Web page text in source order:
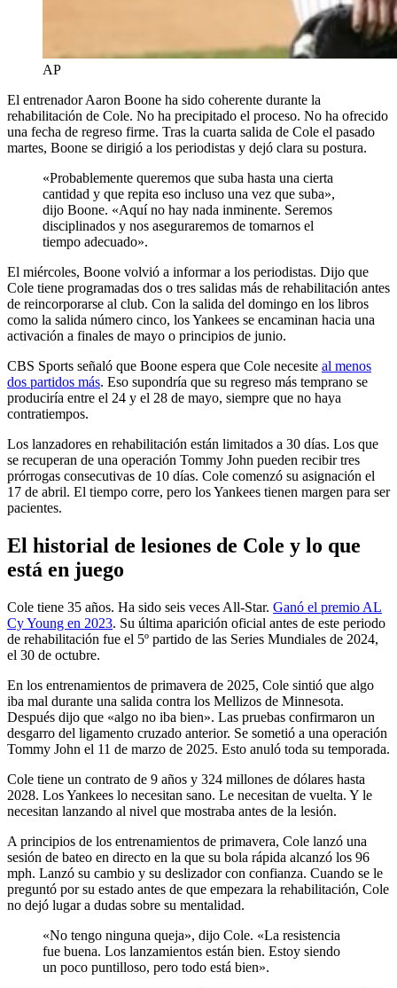
AP
El entrenador Aaron Boone ha sido coherente durante la
rehabilitación de Cole. No ha precipitado el proceso. No ha ofrecido
una fecha de regreso firme. Tras la cuarta salida de Cole el pasado
martes, Boone se dirigió a los periodistas y dejó clara su postura.
«Probablemente queremos que suba hasta una cierta
cantidad y que repita eso incluso una vez que suba»,
dijo Boone. «Aquí no hay nada inminente. Seremos
disciplinados y nos aseguraremos de tomarnos el
tiempo adecuado».
El miércoles, Boone volvió a informar a los periodistas. Dijo que
Cole tiene programadas dos o tres salidas más de rehabilitación antes
de reincorporarse al club. Con la salida del domingo en los libros
como la salida número cinco, los Yankees se encaminan hacia una
activación a finales de mayo o principios de junio.
CBS Sports señaló que Boone espera que Cole necesite al menos
dos partidos más. Eso supondría que su regreso más temprano se
produciría entre el 24 y el 28 de mayo, siempre que no haya
contratiempos.
Los lanzadores en rehabilitación están limitados a 30 días. Los que
se recuperan de una operación Tommy John pueden recibir tres
prórrogas consecutivas de 10 días. Cole comenzó su asignación el
17 de abril. El tiempo corre, pero los Yankees tienen margen para ser
pacientes.
El historial de lesiones de Cole y lo que
está en juego
Cole tiene 35 años. Ha sido seis veces All-Star. Ganó el premio AL
Cy Young en 2023. Su última aparición oficial antes de este periodo
de rehabilitación fue el 5º partido de las Series Mundiales de 2024,
el 30 de octubre.
En los entrenamientos de primavera de 2025, Cole sintió que algo
iba mal durante una salida contra los Mellizos de Minnesota.
Después dijo que «algo no iba bien». Las pruebas confirmaron un
desgarro del ligamento cruzado anterior. Se sometió a una operación
Tommy John el 11 de marzo de 2025. Esto anuló toda su temporada.
Cole tiene un contrato de 9 años y 324 millones de dólares hasta
2028. Los Yankees lo necesitan sano. Le necesitan de vuelta. Y le
necesitan lanzando al nivel que mostraba antes de la lesión.
A principios de los entrenamientos de primavera, Cole lanzó una
sesión de bateo en directo en la que su bola rápida alcanzó los 96
mph. Lanzó su cambio y su deslizador con confianza. Cuando se le
preguntó por su estado antes de que empezara la rehabilitación, Cole
no dejó lugar a dudas sobre su mentalidad.
«No tengo ninguna queja», dijo Cole. «La resistencia
fue buena. Los lanzamientos están bien. Estoy siendo
un poco puntilloso, pero todo está bien».